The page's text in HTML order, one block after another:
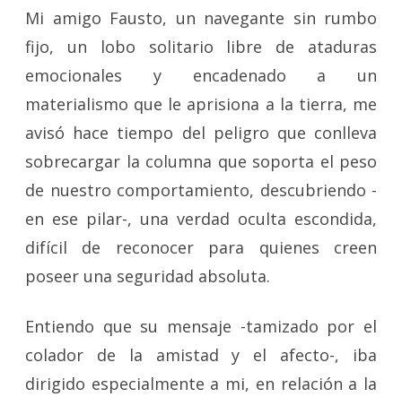
Mi amigo Fausto, un navegante sin rumbo
fijo, un lobo solitario libre de ataduras
emocionales y encadenado a un
materialismo que le aprisiona a la tierra, me
avisó hace tiempo del peligro que conlleva
sobrecargar la columna que soporta el peso
de nuestro comportamiento, descubriendo -
en ese pilar-, una verdad oculta escondida,
difícil de reconocer para quienes creen
poseer una seguridad absoluta.
Entiendo que su mensaje -tamizado por el
colador de la amistad y el afecto-, iba
dirigido especialmente a mi, en relación a la